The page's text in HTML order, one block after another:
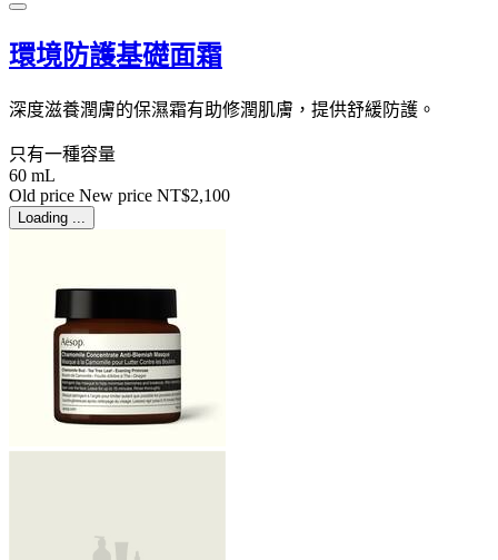
環境防護基礎面霜
深度滋養潤膚的保濕霜有助修潤肌膚，提供舒緩防護。
只有一種容量
60 mL
Old price New price NT$2,100
Loading ...